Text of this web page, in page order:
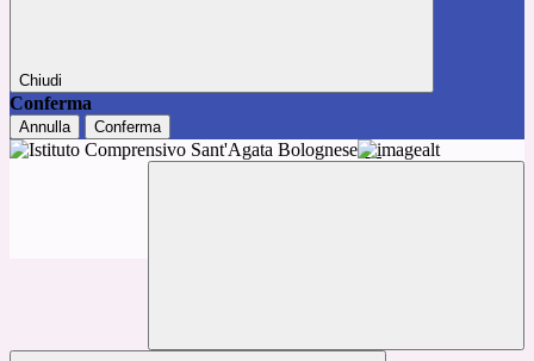
Chiudi
Conferma
Annulla Conferma